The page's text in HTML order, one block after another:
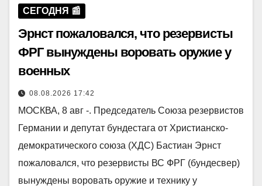
СЕГОДНЯ 📰
Эрнст пожаловался, что резервисты
ФРГ вынуждены воровать оружие у
военных
08.08.2026 17:42
МОСКВА, 8 авг -. Председатель Союза резервистов
Германии и депутат бундестага от Христианско-
демократического союза (ХДС) Бастиан Эрнст
пожаловался, что резервисты ВС ФРГ (бундесвер)
вынуждены воровать оружие и технику у